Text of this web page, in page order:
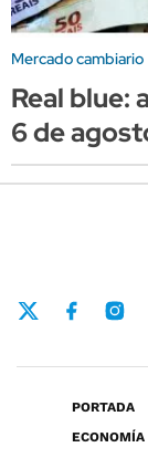
Mercado cambiario
Real blue:
6 de
PORTADA
ECONOMÍA